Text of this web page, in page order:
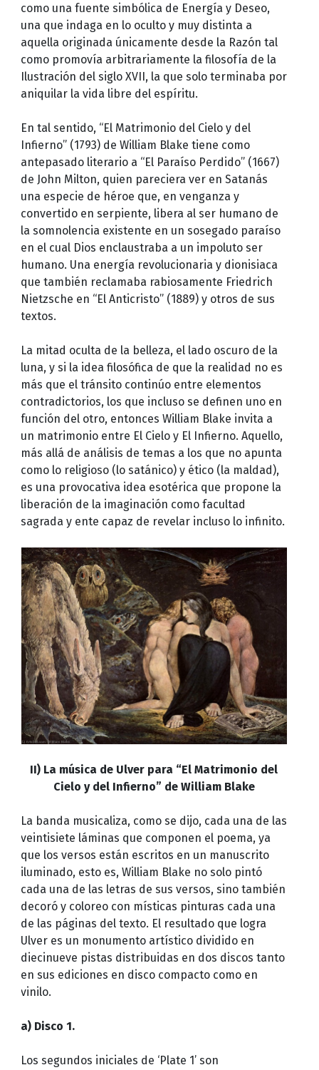
como una fuente simbólica de Energía y Deseo,
una que indaga en lo oculto y muy distinta a
aquella originada únicamente desde la Razón tal
como promovía arbitrariamente la filosofía de la
Ilustración del siglo XVII, la que solo terminaba por
aniquilar la vida libre del espíritu.
En tal sentido, “El Matrimonio del Cielo y del
Infierno” (1793) de William Blake tiene como
antepasado literario a “El Paraíso Perdido” (1667)
de John Milton, quien pareciera ver en Satanás
una especie de héroe que, en venganza y
convertido en serpiente, libera al ser humano de
la somnolencia existente en un sosegado paraíso
en el cual Dios enclaustraba a un impoluto ser
humano. Una energía revolucionaria y dionisiaca
que también reclamaba rabiosamente Friedrich
Nietzsche en “El Anticristo” (1889) y otros de sus
textos.
La mitad oculta de la belleza, el lado oscuro de la
luna, y si la idea filosófica de que la realidad no es
más que el tránsito continúo entre elementos
contradictorios, los que incluso se definen uno en
función del otro, entonces William Blake invita a
un matrimonio entre El Cielo y El Infierno. Aquello,
más allá de análisis de temas a los que no apunta
como lo religioso (lo satánico) y ético (la maldad),
es una provocativa idea esotérica que propone la
liberación de la imaginación como facultad
sagrada y ente capaz de revelar incluso lo infinito.
II) La música de Ulver para “El Matrimonio del
Cielo y del Infierno” de William Blake
La banda musicaliza, como se dijo, cada una de las
veintisiete láminas que componen el poema, ya
que los versos están escritos en un manuscrito
iluminado, esto es, William Blake no solo pintó
cada una de las letras de sus versos, sino también
decoró y coloreo con místicas pinturas cada una
de las páginas del texto. El resultado que logra
Ulver es un monumento artístico dividido en
diecinueve pistas distribuidas en dos discos tanto
en sus ediciones en disco compacto como en
vinilo.
a) Disco 1.
Los segundos iniciales de ‘Plate 1’ son